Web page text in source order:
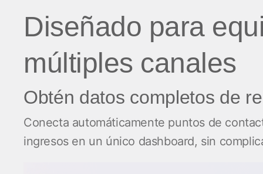
Diseñado para
múltiples canales
Obtén datos completos de
Conecta automáticamente puntos de
ingresos en un único dashboard, sin